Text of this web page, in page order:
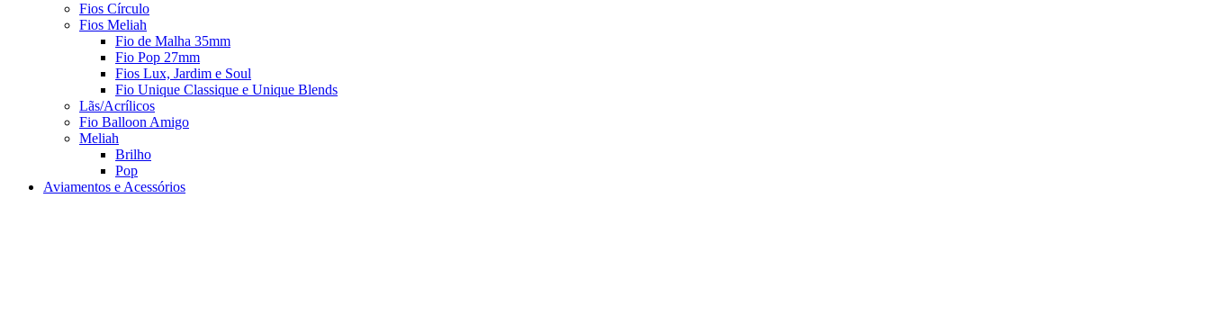
Fios Círculo
Fios Meliah
Fio de Malha 35mm
Fio Pop 27mm
Fios Lux, Jardim e Soul
Fio Unique Classique e Unique Blends
Lãs/Acrílicos
Fio Balloon Amigo
Meliah
Brilho
Pop
Aviamentos e Acessórios